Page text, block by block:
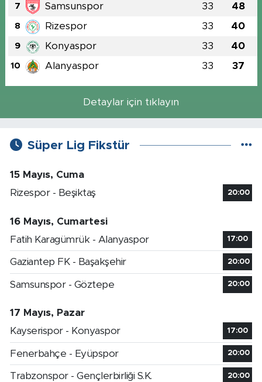
7 Samsunspor 33 48
8 Rizespor 33 40
9 Konyaspor 33 40
10 Alanyaspor 33 37
Detaylar için tıklayın
Süper Lig Fikstür
15 Mayıs, Cuma
Rizespor - Beşiktaş
20:00
16 Mayıs, Cumartesi
Fatih Karagümrük - Alanyaspor
17:00
Gaziantep FK - Başakşehir 20:00
Samsunspor - Göztepe 20:00
17 Mayıs, Pazar
Kayserispor - Konyaspor
17:00
Fenerbahçe - Eyüpspor 20:00
Trabzonspor - Gençlerbirliği S.K. 20:00